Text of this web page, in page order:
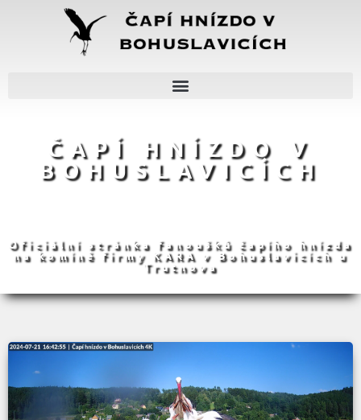
ČAPÍ HNÍZDO V
BOHUSLAVICÍCH
Oficiální stránka fanoušků čapího hnízda
na komíně firmy KARA v Bohuslavicích u
Trutnova